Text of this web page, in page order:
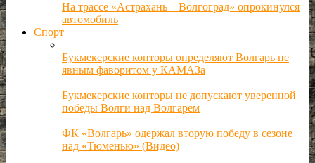
На трассе «Астрахань – Волгоград» опрокинулся
автомобиль
Спорт
Букмекерские конторы определяют Волгарь не
явным фаворитом у КАМАЗа
Букмекерские конторы не допускают уверенной
победы Волги над Волгарем
ФК «Волгарь» одержал вторую победу в сезоне
над «Тюменью» (Видео)